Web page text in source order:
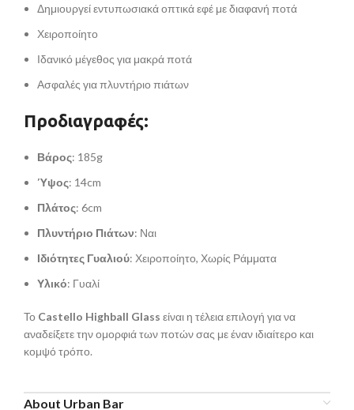
Δημιουργεί εντυπωσιακά οπτικά εφέ με διαφανή ποτά
Χειροποίητο
Ιδανικό μέγεθος για μακρά ποτά
Ασφαλές για πλυντήριο πιάτων
Προδιαγραφές:
Βάρος: 185g
Ύψος: 14cm
Πλάτος: 6cm
Πλυντήριο Πιάτων: Ναι
Ιδιότητες Γυαλιού: Χειροποίητο, Χωρίς Ράμματα
Υλικό: Γυαλί
Το Castello Highball Glass είναι η τέλεια επιλογή για να
αναδείξετε την ομορφιά των ποτών σας με έναν ιδιαίτερο και
κομψό τρόπο.
About Urban Bar